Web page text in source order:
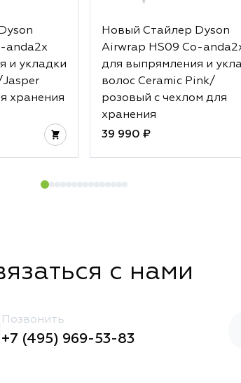
anda2x
и укладки
хранения
Новый Стайлер Dyson
Airwrap HS09 Co-
для выпрямления и
волос Ceramic Pink/
розовый с чехлом для
хранения
39 990 ₽
с нами
Позвонить
+7 (495) 969-53-83